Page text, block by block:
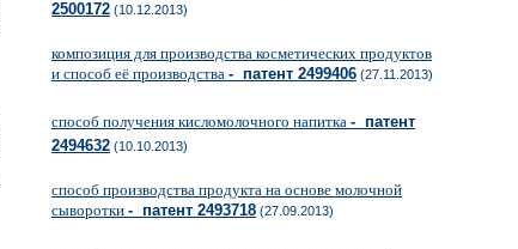
2500172 (10.12.2013)
композиция для производства косметических продуктов
и способ её производства - патент 2499406 (27.11.2013)
способ получения кисломолочного напитка - патент
2494632 (10.10.2013)
способ производства продукта на основе молочной
сыворотки - патент 2493718 (27.09.2013)